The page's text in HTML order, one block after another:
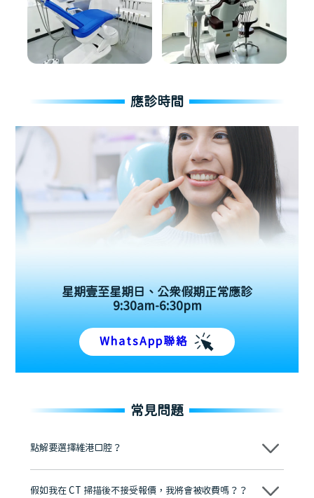
應診時間
星期壹至星期日、公眾假期正常應診
9:30am-6:30pm
WhatsApp聯絡
常見問題
點解要選擇維港口腔？
維港口腔踐行「醫道濟世」的大學校訓，各分院匯聚來自香港、內地的
牌」、「2025香港企業領袖品牌」，是諾貝爾種植系統全球放心植牙中
假如我在 CT 掃描後不接受報價，我將會被收費嗎？？